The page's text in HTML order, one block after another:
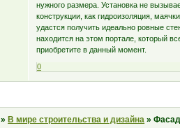
нужного размера. Установка не
конструкции, как гидроизоляция,
удастся получить идеально ровные
находится на этом портале, который
приобретите в данный момент.
0
»В мире строительства и дизайна »